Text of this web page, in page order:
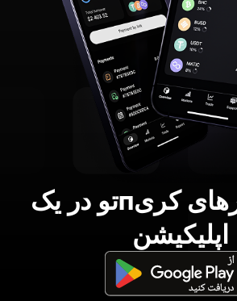
تمام ابزارهای کریпتو در یک
اپلیکیشن